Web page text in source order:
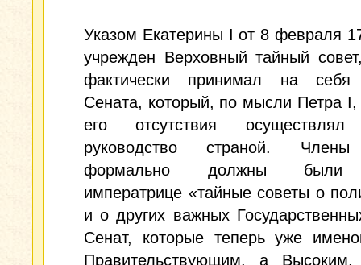
Указом Екатерины I от 8 февраля
учрежден Верховный тайный
фактически принимал на себя
Сената, который, по мысли Петра
его отсутствия
руководство страной.
формально должны были
императрице «тайные советы о
и о других важных
Сенат, которые теперь уже
Правительствующим, а